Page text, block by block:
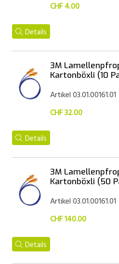
CHF 4.00
Details
3M
Kartonböxli (10
Artikel 03.01.00161.01
CHF 32.00
Details
3M
Kartonböxli (50
Artikel 03.01.00161.01
CHF 140.00
Details